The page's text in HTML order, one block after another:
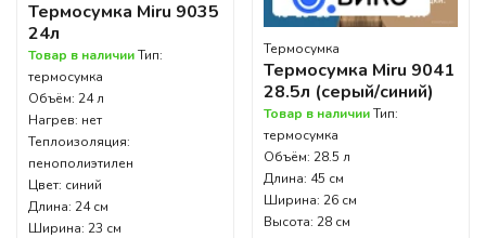
Термосумка Miru 9035
24л
Товар в наличииТип:
термосумка
Объём: 24 л
Нагрев: нет
Теплоизоляция:
пенополиэтилен
Цвет: синий
Длина: 24 см
Ширина: 23 см
Термосумка
Термосумка Miru 9041
28.5л (серый/синий)
Товар в наличииТип:
термосумка
Объём: 28.5 л
Длина: 45 см
Ширина: 26 см
Высота: 28 см